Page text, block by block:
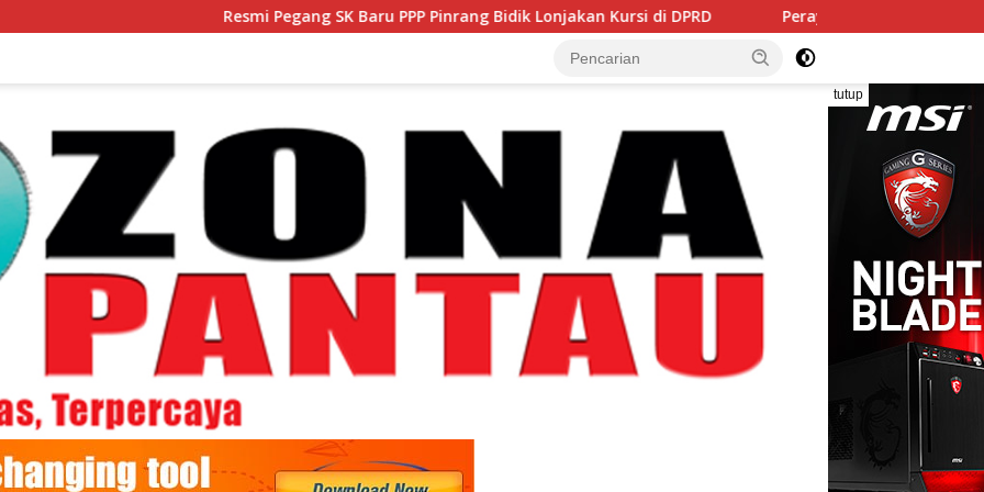
Resmi Pegang SK Baru PPP Pinrang Bidik Lonjakan Kursi di DPRD Perayaan HUT RI ke-81 Resmi Dibuka
tutup